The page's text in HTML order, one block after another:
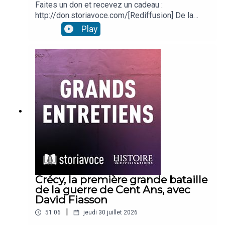
Faites un don et recevez un cadeau :
http://don.storiavoce.com/[Rediffusion] De la
conquête de l’Espagne aux croisades, des
premières traductions médiévales à
l’orientalisme du XIXᵉ siècle, cet épisode, avec
l'historien Olivier Hanne, retrace quatorze siècles
de circulation, d’étude et d’interprétation du texte
coranique en Europe.***Facebook :
https://www.facebook.com/HistoireEtCivilisation
sMagInstagram :
https://www.instagram.com/histoireetcivilisation
s/Twitter : https://twitter.com/Storiavoce
Play
Crécy, la première grande bataille
de la guerre de Cent Ans, avec
David Fiasson
51:06 jeudi 30 juillet 2026